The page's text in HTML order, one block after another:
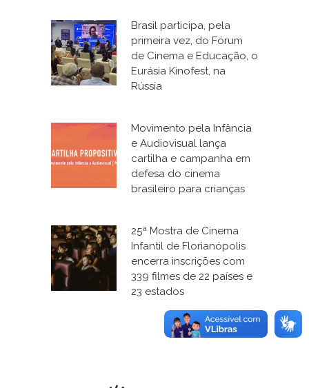
Brasil participa, pela
primeira vez, do Fórum
de Cinema e Educação, o
Eurásia Kinofest, na
Rússia
Movimento pela Infância
e Audiovisual lança
cartilha e campanha em
defesa do cinema
brasileiro para crianças
25ª Mostra de Cinema
Infantil de Florianópolis
encerra inscrições com
339 filmes de 22 países e
23 estados